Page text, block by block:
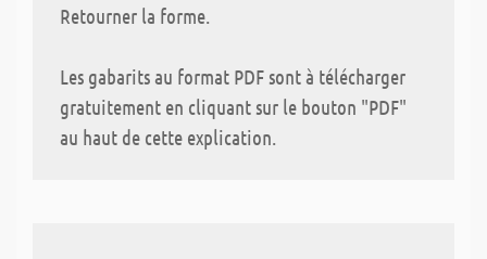
Retourner la forme.
Les gabarits au format PDF sont à télécharger
gratuitement en cliquant sur le bouton "PDF"
au haut de cette explication.